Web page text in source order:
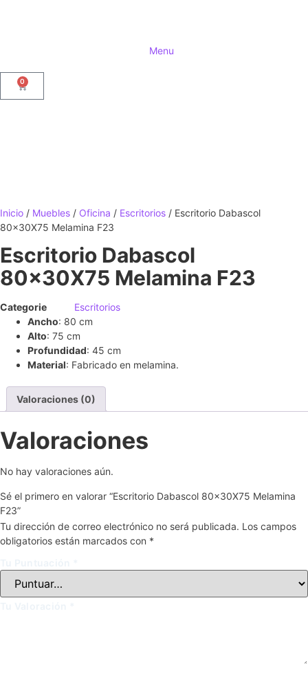
Menu
0
Inicio / Muebles / Oficina / Escritorios / Escritorio Dabascol
80x30X75 Melamina F23
Escritorio Dabascol
80x30X75 Melamina F23
Categorie
Escritorios
Ancho: 80 cm
Alto: 75 cm
Profundidad: 45 cm
Material: Fabricado en melamina.
Valoraciones (0)
Valoraciones
No hay valoraciones aún.
Sé el primero en valorar “Escritorio Dabascol 80x30X75 Melamina
F23”
Tu dirección de correo electrónico no será publicada. Los campos
obligatorios están marcados con *